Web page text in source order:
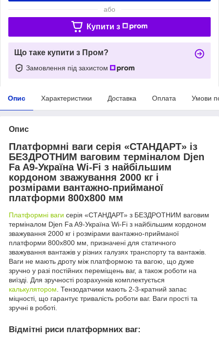
або
Купити з
Що таке купити з Пром?
Замовлення під захистом
Опис Характеристики Доставка Оплата Умови
Опис
Платформні ваги серія «СТАНДАРТ» із
БЕЗДРОТНИМ ваговим терміналом Djen
Fa A9-Україна Wi-Fi з найбільшим
кордоном зважування 2000 кг і
розмірами вантажно-прийманої
платформи 800х800 мм
Платформні ваги серія «СТАНДАРТ» з БЕЗДРОТНИМ ваговим
терміналом Djen Fa A9-Україна Wi-Fi з найбільшим кордоном
зважування 2000 кг і розмірами вантажно-прийманої
платформи 800х800 мм, призначені для статичного
зважування вантажів у різних галузях транспорту та вантажів.
Ваги не мають дроту між платформою та вагою, що дуже
зручно у разі постійних переміщень ваг, а також роботи на
виїзді. Для зручності розрахунків комплектується
калькулятором. Тензодатчики мають 2-3-кратний запас
міцності, що гарантує тривалість роботи ваг. Ваги прості та
зручні в роботі.
Відмітні риси платформних ваг: